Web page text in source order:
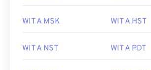
WIT A MSK WIT A HST
WIT A NST WIT A PDT